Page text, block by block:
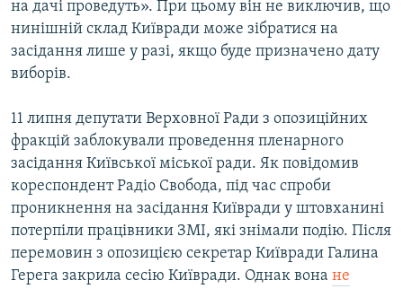
на дачі проведуть». При цьому він не виключив, що
нинішній склад Київради може зібратися на
засідання лише у разі, якщо буде призначено дату
виборів.
11 липня депутати Верховної Ради з опозиційних
фракцій заблокували проведення пленарного
засідання Київської міської ради. Як повідомив
кореспондент Радіо Свобода, під час спроби
проникнення на засідання Київради у штовханині
потерпіли працівники ЗМІ, які знімали подію. Після
перемовин з опозицією секретар Київради Галина
Герега закрила сесію Київради. Однак вона не